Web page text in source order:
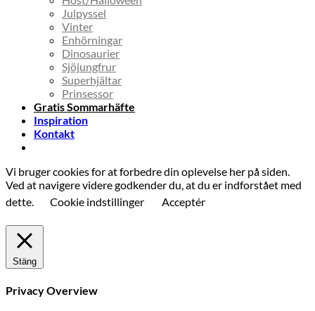
Julpyssel
Vinter
Enhörningar
Dinosaurier
Sjöjungfrur
Superhjältar
Prinsessor
Gratis Sommarhäfte
Inspiration
Kontakt
Vi bruger cookies for at forbedre din oplevelse her på siden.
Ved at navigere videre godkender du, at du er indforstået med
dette.
Cookie indstillinger Acceptér
Stäng
Privacy Overview